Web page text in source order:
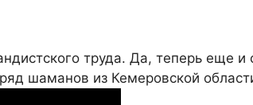
труда. Да, теперь еще и
шаманов из Кемеровской